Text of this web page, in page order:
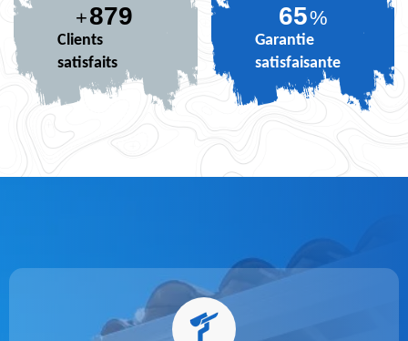
+879
Clients
satisfaits
80%
Garantie
satisfaisante